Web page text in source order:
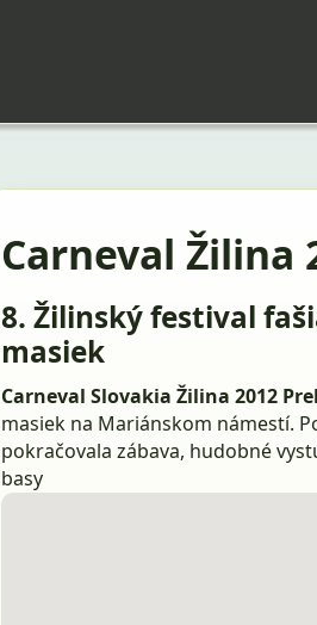
Carneval Žilina
8. Žilinský festival
masiek
Carneval Slovakia Žilina 2012
masiek na Mariánskom námestí.
pokračovala zábava, hudobné
basy